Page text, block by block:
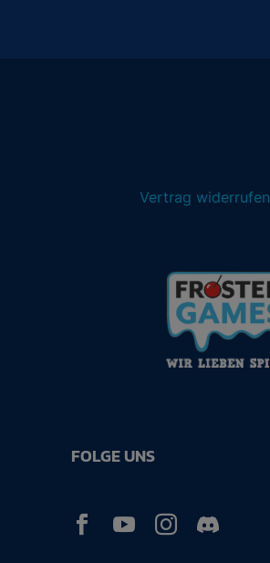
Vertrag widerrufen
FOLGE UNS
  